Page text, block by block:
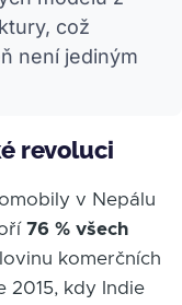
což
není jediným
revoluci
v Nepálu
76 % všech
komerčních
2015, kdy Indie